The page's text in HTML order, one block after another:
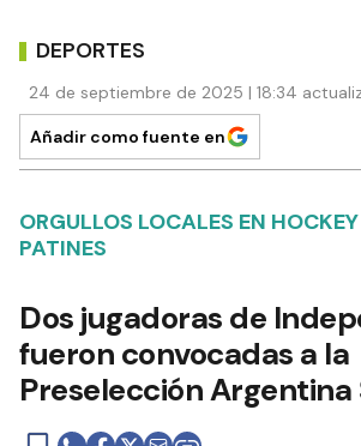
DEPORTES
24 de septiembre de 2025 | 18:34
Añadir como fuente en
ORGULLOS LOCALES EN
PATINES
Dos jugadoras de
fueron convocadas a la
Preselección Argentina